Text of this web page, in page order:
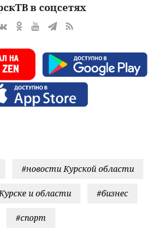
в соцсетях
#новости Курской области
и области #бизнес
#спорт